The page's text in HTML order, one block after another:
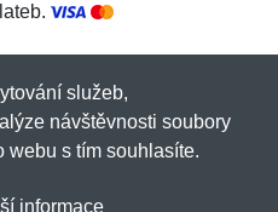
s vámi)Netnakup.cz
služeb,
návštěvnosti soubory
webu s tím souhlasíte.
informace